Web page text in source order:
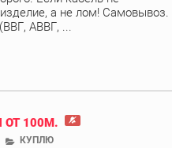
а не лом! Самовывоз.
АВВГ, ...
ОТ 100М.
КУПЛЮ